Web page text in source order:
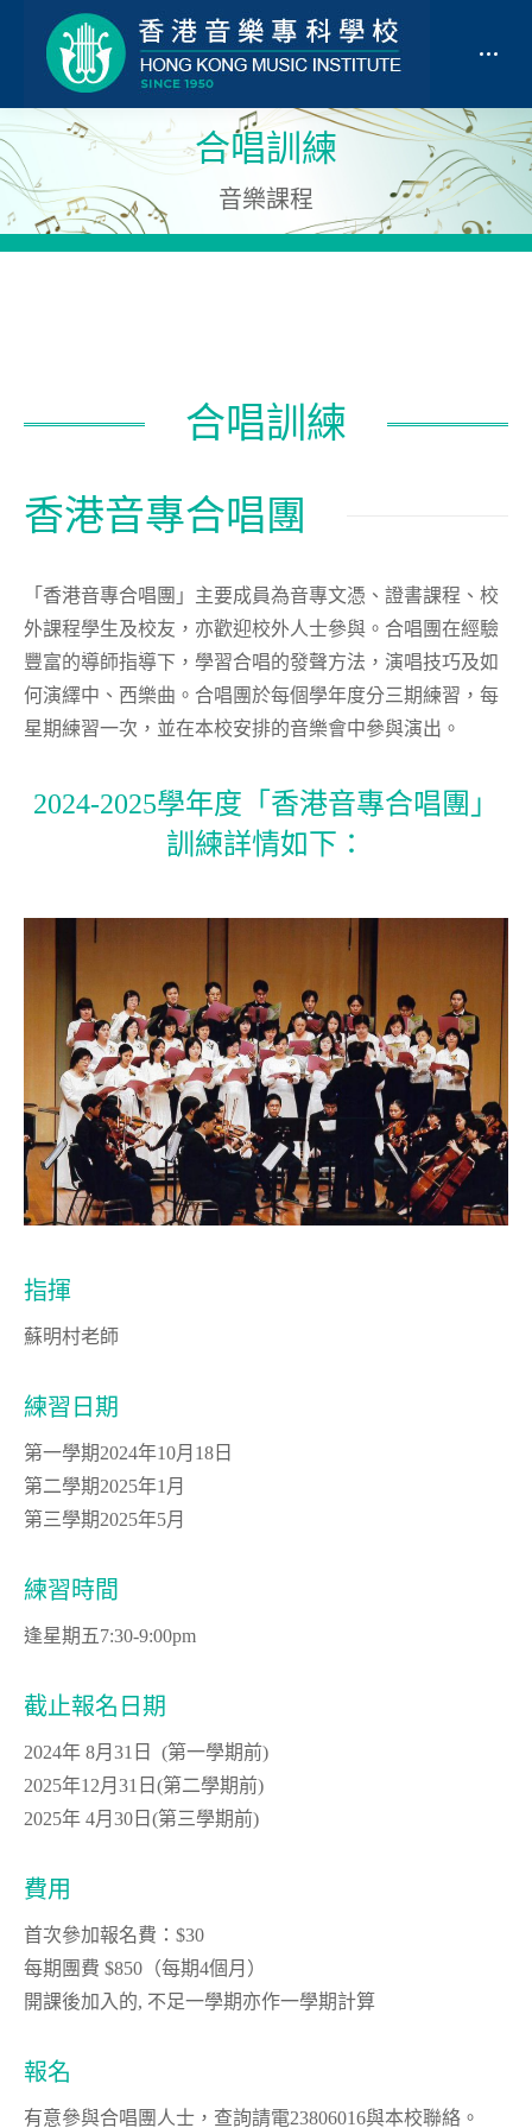
合唱訓練
音樂課程
合唱訓練
香港音專合唱團
「香港音專合唱團」主要成員為音專文憑、證書課程、校
外課程學生及校友，亦歡迎校外人士參與。合唱團在經驗
豐富的導師指導下，學習合唱的發聲方法，演唱技巧及如
何演繹中、西樂曲。合唱團於每個學年度分三期練習，每
星期練習一次，並在本校安排的音樂會中參與演出。
2024-2025學年度「香港音專合唱團」
訓練詳情如下：
指揮
蘇明村老師
練習日期
第一學期2024年10月18日
第二學期2025年1月
第三學期2025年5月
練習時間
逢星期五7:30-9:00pm
截止報名日期
2024年 8月31日 (第一學期前)
2025年12月31日(第二學期前)
2025年 4月30日(第三學期前)
費用
首次參加報名費：$30
每期團費 $850（每期4個月）
開課後加入的, 不足一學期亦作一學期計算
報名
有意參與合唱團人士，查詢請電23806016與本校聯絡。